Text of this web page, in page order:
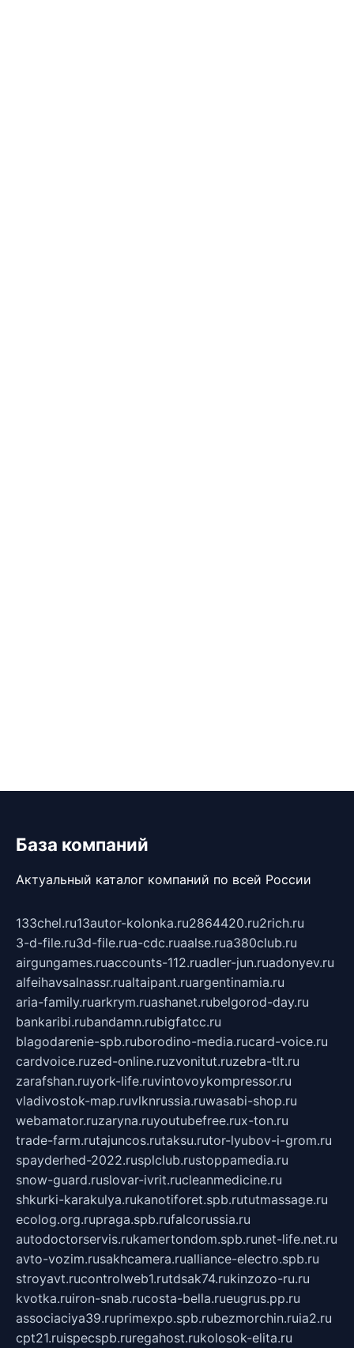
База компаний
Актуальный каталог компаний по всей России
133chel.ru13autor-kolonka.ru2864420.ru2rich.ru
3-d-file.ru3d-file.rua-cdc.ruaalse.rua380club.ru
airgungames.ruaccounts-112.ruadler-jun.ruadonyev.ru
alfeihavsalnassr.rualtaipant.ruargentinamia.ru
aria-family.ruarkrym.ruashanet.rubelgorod-day.ru
bankaribi.rubandamn.rubigfatcc.ru
blagodarenie-spb.ruborodino-media.rucard-voice.ru
cardvoice.ruzed-online.ruzvonitut.ruzebra-tlt.ru
zarafshan.ruyork-life.ruvintovoykompressor.ru
vladivostok-map.ruvlknrussia.ruwasabi-shop.ru
webamator.ruzaryna.ruyoutubefree.rux-ton.ru
trade-farm.rutajuncos.rutaksu.rutor-lyubov-i-grom.ru
spayderhed-2022.rusplclub.rustoppamedia.ru
snow-guard.ruslovar-ivrit.rucleanmedicine.ru
shkurki-karakulya.rukanotiforet.spb.rututmassage.ru
ecolog.org.rupraga.spb.rufalcorussia.ru
autodoctorservis.rukamertondom.spb.runet-life.net.ru
avto-vozim.rusakhcamera.rualliance-electro.spb.ru
stroyavt.rucontrolweb1.rutdsak74.rukinzozo-ru.ru
kvotka.ruiron-snab.rucosta-bella.rueugrus.pp.ru
associaciya39.ruprimexpo.spb.rubezmorchin.ruia2.ru
cpt21.ruispecspb.ruregahost.rukolosok-elita.ru